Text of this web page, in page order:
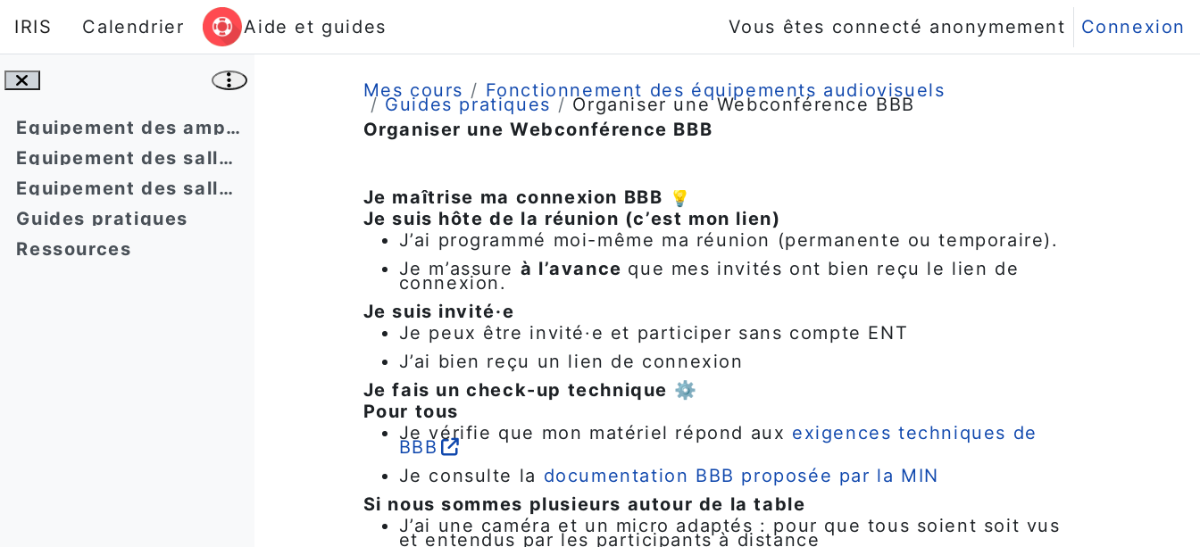
Passer au contenu principal
IRIS
Calendrier Aide et guides Vous êtes connecté anonymement Connexion
Équipement des amphithéâtres
Équipement des salles de cours
Équipement des salles de réunion
Guides pratiques
Ressources
Mes cours Fonctionnement des équipements audiovisuels
Guides pratiques
Organiser une Webconférence BBB
Organiser une Webconférence BBB
Je maîtrise ma connexion BBB 💡
Je suis hôte de la réunion (c’est mon lien)
J’ai programmé moi-même ma réunion (permanente ou temporaire).
Je m’assure à l’avance que mes invités ont bien reçu le lien de
connexion.
Je suis invité·e
Je peux être invité·e et participer sans compte ENT
J’ai bien reçu un lien de connexion
Je fais un check-up technique ⚙️
Pour tous
Je vérifie que mon matériel répond aux exigences techniques de
BBB
Je consulte la documentation BBB proposée par la MIN
Si nous sommes plusieurs autour de la table
J’ai une caméra et un micro adaptés : pour que tous soient soit vus
et entendus par les participants à distance